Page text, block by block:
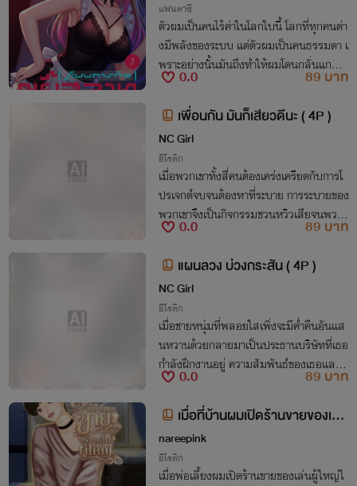
แฟนตาซี
ตัวผมเป็นคนไร้ค่าในโลกใบนี้ โลกที่ทุกคนต่า
งมีพลังของระบบ แต่ตัวผมเป็นคนธรรมดา เ
พราะอย่างนั้นมันถึงทำให้ผมโดนกลั่นแกล้ง
และต้องใช้ชีวิตเยี่ยงขยะ จนมาถึงวันที่ทุกอย่
างเปลี่ยนไป เพราะระบบของผมเหนือทุกคน
0.0
89 บาท
เพื่อนกัน มันก็เสียวดีนะ ( 4P )
NC Girl
อีโรติก
เมื่อพวกเขาทั้งสี่คนต้องเคร่งเครียดกับการโ
ปรเจกต์จบจนต้องหาที่ระบาย การระบายของ
พวกเขาจึงเป็นกิจกรรมชวนหวิวเสียจนพวกเ
ขามัวเมากับมันไปจนถอนตัวแทบไม่ขึ้นไปโด
0.0
89 บาท
แผนลวง บ่วงกระสัน ( 4P )
NC Girl
อีโรติก
เมื่อชายหนุ่มที่พลอยใสเพิ่งจะมีค่ำคืนอันแส
นหวานด้วยกลายมาเป็นประธานบริษัทที่เธอ
กำลังฝึกงานอยู่ ความสัมพันธ์ของเธอและเข
าจะเป็นอย่างไรต่อไป เขาเข้าหาเธออย่างบริสุ
ทธิ์ใจหรือไม่ มาร่วมติดตามไปด้วยกันนะคะ
0.0
89 บาท
เมื่อที่บ้านผมเปิดร้านขายของเล่น
ผู้ใหญ่ (20+) มีE-Book
nareepink
อีโรติก
เมื่อพ่อเลี้ยงผมเปิดร้านขายของเล่นผู้ใหญ่ใ